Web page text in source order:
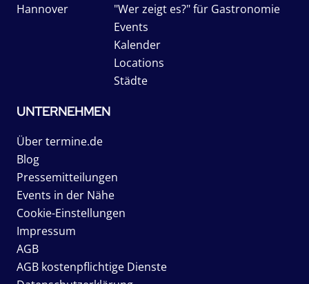
Hannover
"Wer zeigt es?" für Gastronomie
Events
Kalender
Locations
Städte
UNTERNEHMEN
Über termine.de
Blog
Pressemitteilungen
Events in der Nähe
Cookie-Einstellungen
Impressum
AGB
AGB kostenpflichtige Dienste